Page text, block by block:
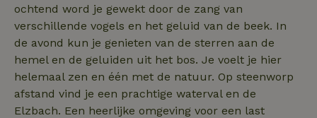
ochtend word je gewekt door de zang van
verschillende vogels en het geluid van de beek. In
de avond kun je genieten van de sterren aan de
hemel en de geluiden uit het bos. Je voelt je hier
helemaal zen en één met de natuur. Op steenworp
afstand vind je een prachtige waterval en de
Elzbach. Een heerlijke omgeving voor een last
te verbeteren
functionaliteit
de website te
optimaliseren.
_ga
Google LLC
.natuurhuisje.nl
1 jaar 1
maand
Deze
Google
Analytics - wat
Corporation
4 weken
_nhft_house-relevant-
www.natuurhuisje.nl Sessie
without-service-fee
www.natuurhuisje.nl
houses